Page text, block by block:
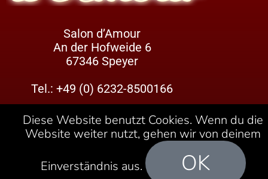
Salon d’Amour
An der Hofweide 6
67346 Speyer
Tel.:+49 (0) 6232-8500166
Öffnungszeiten:
Montag bis Samstag:
11:00 Uhr – 23:00 Uhr
Sonntag geschlossen
Diese Website benutzt Cookies. Wenn du die
Website weiter nutzt, gehen wir von deinem
Einverständnis aus.
OK